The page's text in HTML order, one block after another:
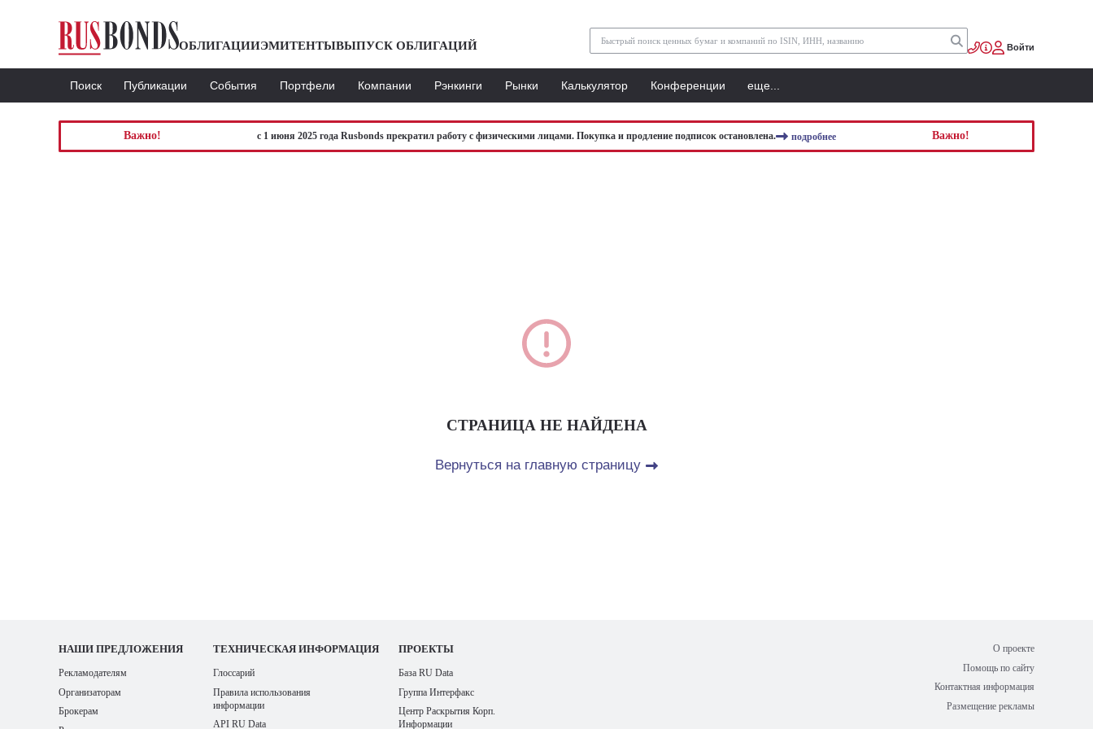
ОБЛИГАЦИИЭМИТЕНТЫВЫПУСК ОБЛИГАЦИЙ Войти
Поиск Публикации События Портфели Компании Рэнкинги Рынки Калькулятор Конференции еще...
Важно! с 1 июня 2025 года Rusbonds прекратил работу с физическими лицами. Покупка и продление подписок остановлена. подробнее Важно!
СТРАНИЦА НЕ НАЙДЕНА
Вернуться на главную страницу
НАШИ ПРЕДЛОЖЕНИЯ
Рекламодателям
Организаторам
Брокерам
ТЕХНИЧЕСКАЯ ИНФОРМАЦИЯ
Глоссарий
Правила использования
информации
API RU Data
ПРОЕКТЫ
База RU Data
Группа Интерфакс
Центр Раскрытия Корп.
Информации
О проекте
Помощь по сайту
Контактная информация
Размещение рекламы